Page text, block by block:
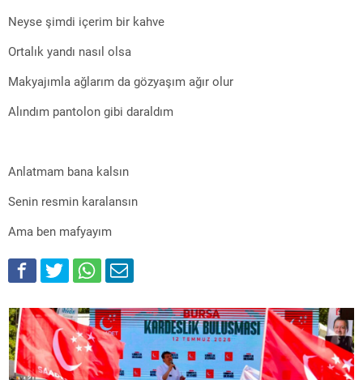
Neyse şimdi içerim bir kahve
Ortalık yandı nasıl olsa
Makyajımla ağlarım da gözyaşım ağır olur
Alındım pantolon gibi daraldım
Anlatmam bana kalsın
Senin resmin karalansın
Ama ben mafyayım